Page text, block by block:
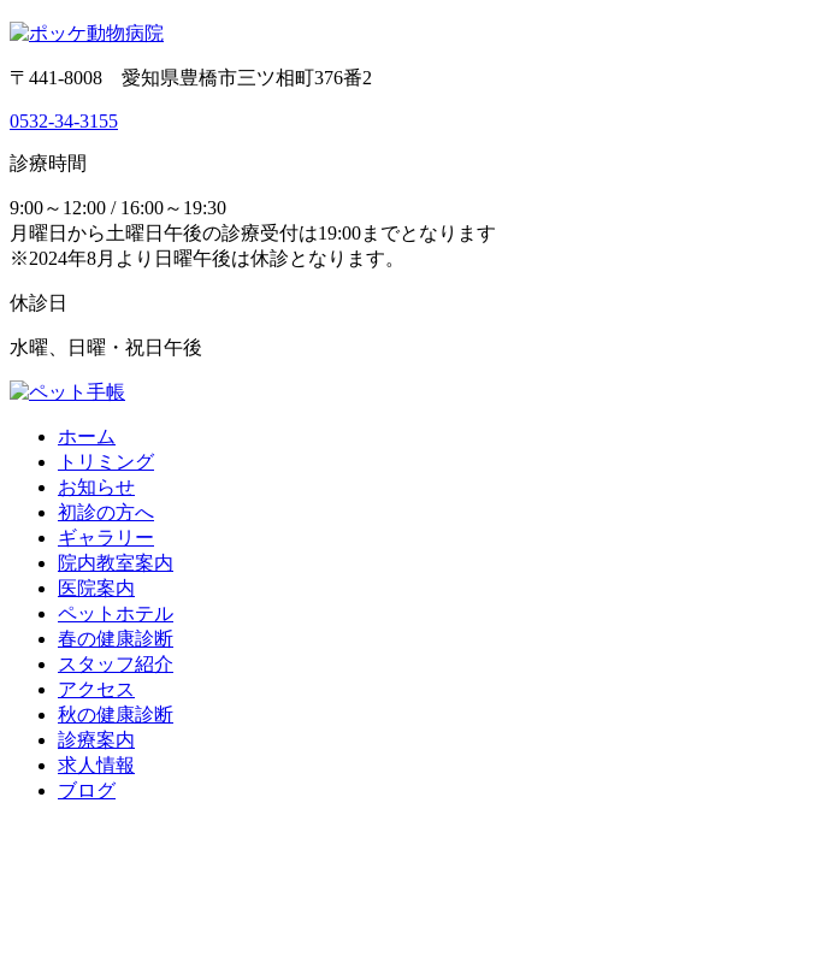
〒441-8008 愛知県豊橋市三ツ相町376番2
0532-34-3155
診療時間
9:00～12:00 / 16:00～19:30
月曜日から土曜日午後の診療受付は19:00までとなります
※2024年8月より日曜午後は休診となります。
休診日
水曜、日曜・祝日午後
ホーム
トリミング
お知らせ
初診の方へ
ギャラリー
院内教室案内
医院案内
ペットホテル
春の健康診断
スタッフ紹介
アクセス
秋の健康診断
診療案内
求人情報
ブログ